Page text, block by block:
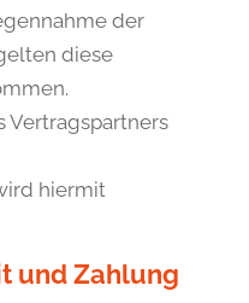
der
diese
Vertragspartners
hiermit
und Zahlung